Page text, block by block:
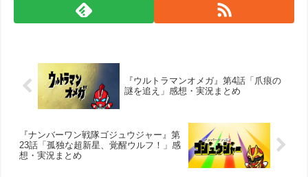
『ウルトラマンオメガ』第4話「爪痕の
謎を追え」感想・実況まとめ
『ナンバーワン戦隊ゴジュウジャー』第
23話「孤独な超新星、覚醒ウルフ！」感
想・実況まとめ